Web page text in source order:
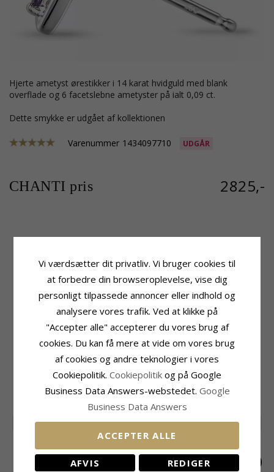
hjerte ametyst ørestikker i 14 karat hvidguld med blank
overflade og 6 facetslebne ametyster på ialt 0,09 ct.
Dette smykke er udgået af kollektionen
Varenummer 1434097710 UDGÅR
CHANTI pris 2825,-
Ametyst
Øreringe:Ørestikker
Ædelmetal: 14 Karat Hvidguld
Overflade:
Blank
Slibning: Facetsleben
Sten:Ametyst
Carat: 0,09
Størrelse
7,8 mm
Leveringstid
2-3 Hverdage
MEST SOLGTE I KATEGORIEN
LIMITED 50% LIMITED 50% LIMITED
Vi værdsætter dit privatliv. Vi bruger cookies til
at forbedre din browseroplevelse, vise dig
personligt tilpassede annoncer eller indhold og
analysere vores trafik. Ved at klikke på
"Accepter alle" accepterer du vores brug af
cookies. Du kan få mere at vide om vores brug
af cookies og andre teknologier i vores
Cookiepolitik. Cookiepolitik og på Google
Business Data Answers-webstedet. Google
Business Data Answers
ACCEPTER ALLE
AFVIS REDIGER